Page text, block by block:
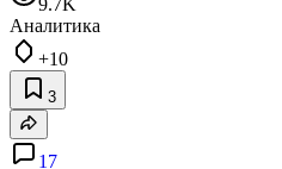
9.7K
Аналитика
+10
3
17